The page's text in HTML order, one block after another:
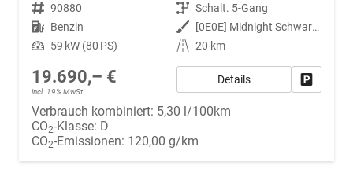
Fahrzeugnr. 90880 Getriebe Schalt. 5-Gang
Kraftstoff Benzin Außenfarbe
[0E0E] Midnight Schwarz Metallic
Leistung 59 kW (80 PS) Kilometerstand 20 km
19.690,– €
incl. 19% MwSt.
Details
Verbrauch kombiniert: 5,30 l/100km
CO2-Klasse: D
CO2-Emissionen: 120,00 g/km